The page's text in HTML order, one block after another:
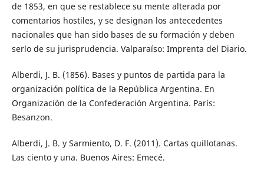
de 1853, en que se restablece su mente alterada por
comentarios hostiles, y se designan los antecedentes
nacionales que han sido bases de su formación y deben
serlo de su jurisprudencia. Valparaíso: Imprenta del Diario.
Alberdi, J. B. (1856). Bases y puntos de partida para la
organización política de la República Argentina. En
Organización de la Confederación Argentina. París:
Besanzon.
Alberdi, J. B. y Sarmiento, D. F. (2011). Cartas quillotanas.
Las ciento y una. Buenos Aires: Emecé.